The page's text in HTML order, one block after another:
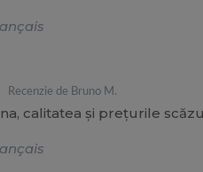
Recenzie de Bruno M.
calitatea și prețurile